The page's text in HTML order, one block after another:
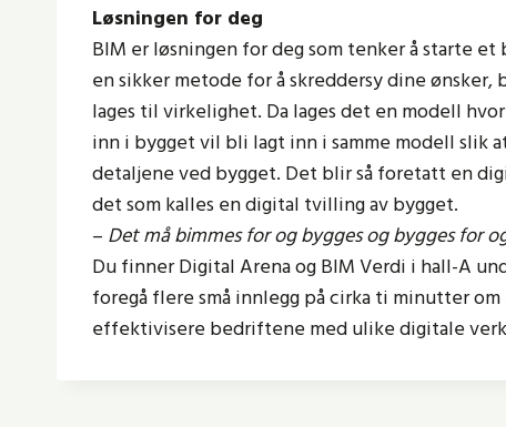
Løsningen for deg
BIM er løsningen for deg som tenker å starte
en sikker metode for å skreddersy dine
lages til virkelighet. Da lages det en modell
inn i bygget vil bli lagt inn i samme modell slik
detaljene ved bygget. Det blir så foretatt en
det som kalles en digital tvilling av bygget.
– Det må bimmes for og bygges og bygges for
Du finner Digital Arena og BIM Verdi i hall-A
foregå flere små innlegg på cirka ti minutter
effektivisere bedriftene med ulike digitale